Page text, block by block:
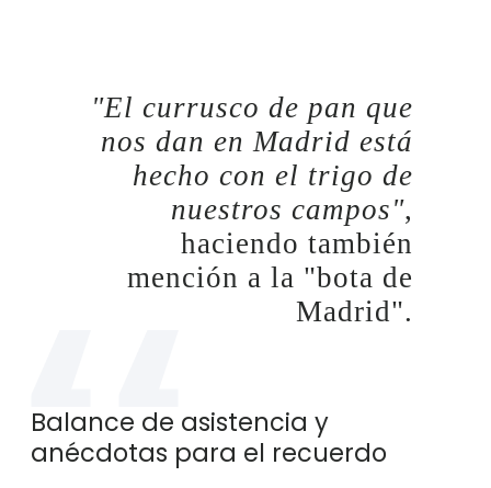
"El currusco de pan que
nos dan en Madrid está
hecho con el trigo de
nuestros campos",
haciendo también
mención a la "bota de
Madrid".
Balance de asistencia y
anécdotas para el recuerdo